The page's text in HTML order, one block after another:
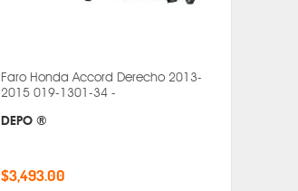
Faro Honda Accord Derecho 2013-
2015 019-1301-34 -
DEPO ®
$3,493.00